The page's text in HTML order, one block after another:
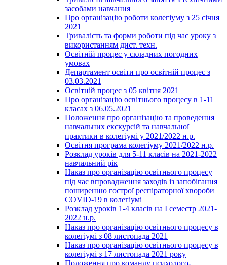
засобами навчання
Про організацію роботи колегіуму з 25 січня
2021
Тривалість та форми роботи під час уроку з
використанням дист. техн.
Освітній процес у складних погодних
умовах
Департамент освіти про освітній процес з
03.03.2021
Освітній процес з 05 квітня 2021
Про організацію освітнього процесу в 1-11
класах з 06.05.2021
Положення про організацію та проведення
навчальних екскурсій та навчальної
практики в колегіумі у 2021/2022 н.р.
Освітня програма колегіуму 2021/2022 н.р.
Розклад уроків для 5-11 класів на 2021-2022
навчальний рік
Наказ про організацію освітнього процесу
під час впровадження заходів із запобігання
поширенню гострої респіраторної хвороби
COVID-19 в колегіумі
Розклад уроків 1-4 класів на І семестр 2021-
2022 н.р.
Наказ про організацію освітнього процесу в
колегіумі з 08 листопада 2021
Наказ про організацію освітнього процесу в
колегіумі з 17 листопада 2021 року
Положення про команду психолого-